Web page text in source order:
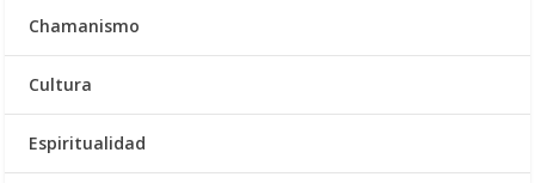
Chamanismo
Cultura
Espiritualidad